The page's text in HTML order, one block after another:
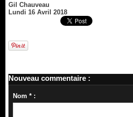
Gil Chauveau
Lundi 16 Avril 2018
Nouveau commentaire :
Nom * :